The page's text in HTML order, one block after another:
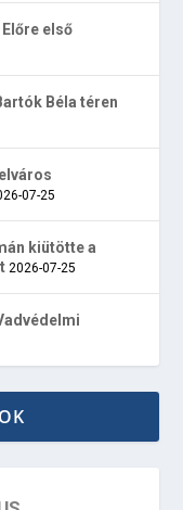
első
Béla téren
07-25
kiütötte a
2026-07-25